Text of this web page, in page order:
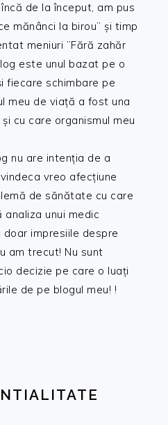
de la început, am pus
mănânci la birou” și timp
meniuri ”Fără zahăr
este unul bazat pe o
fiecare schimbare pe
meu de viață a fost una
cu care organismul meu
nu are intenția de a
vreo afecțiune
de sănătate cu care
unui medic
impresiile despre
am trecut! Nu sunt
decizie pe care o luați
de pe blogul meu! !